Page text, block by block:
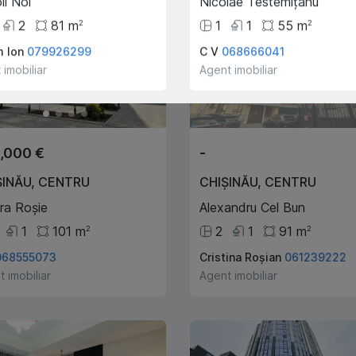
€
, CENTRU
Roșie
1 101 m2
imobiliar
VÂNDUT
-
CHIȘINĂU, CENTRU
Alexandru Cel Bun
2
1 91 m2
Cristina Roșian 061239222
Agent imobiliar
2 81 m2
Ion 079926299
imobiliar
1
1 55 m2
C V 068666041
Agent imobiliar